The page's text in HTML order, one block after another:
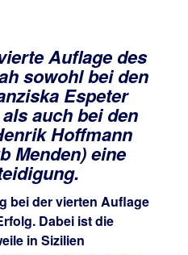
Auflage des
sowohl bei den
Espeter
auch bei den
Hoffmann
Menden) eine
bei der vierten Auflage
Dabei ist die
in Sizilien